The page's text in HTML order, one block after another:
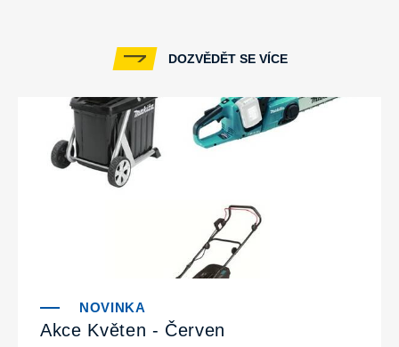
DOZVĚDĚT SE VÍCE
Akce Květen - Červen